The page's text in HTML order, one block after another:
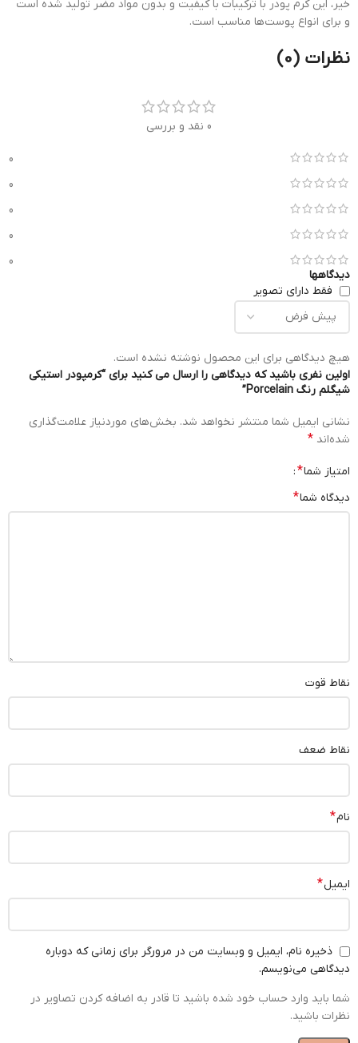
خیر، این کرم پودر با ترکیبات با کیفیت و بدون مواد مضر تولید شده است
و برای انواع پوست‌ها مناسب است.
نظرات (0)
0 نقد و بررسی
0
0
0
0
0
دیدگاهها
فقط دارای تصویر
هیچ دیدگاهی برای این محصول نوشته نشده است.
اولین نفری باشید که دیدگاهی را ارسال می کنید برای “کرمپودر استیکی
شیگلم رنگ Porcelain”
نشانی ایمیل شما منتشر نخواهد شد. بخش‌های موردنیاز علامت‌گذاری
شده‌اند *
امتیاز شما*
دیدگاه شما*
نقاط قوت
نقاط ضعف
نام*
ایمیل*
ذخیره نام، ایمیل و وبسایت من در مرورگر برای زمانی که دوباره
دیدگاهی می‌نویسم.
شما باید وارد حساب خود شده باشید تا قادر به اضافه کردن تصاویر در
نظرات باشید.